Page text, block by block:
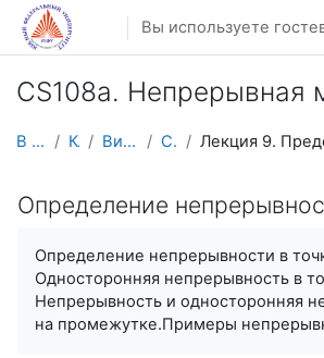
Перейти к основному содержанию
Вы используете
CS108a. Непрерывная
В начало Курсы Видеолекции CS108V
Определение
Определение непрерывности в
Односторонняя непрерывность в
Непрерывность и односторонняя
на промежутке.Примеры